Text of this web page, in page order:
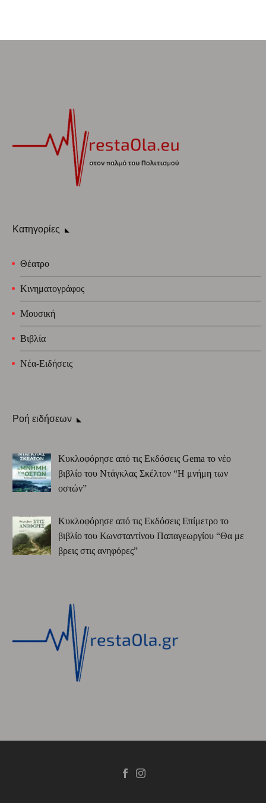
Κατηγορίες
Θέατρο
Κινηματογράφος
Μουσική
Βιβλία
Νέα-Ειδήσεις
Ροή ειδήσεων
Κυκλοφόρησε από τις Εκδόσεις Gema το νέο
βιβλίο του Ντάγκλας Σκέλτον “Η μνήμη των
οστών”
Κυκλοφόρησε από τις Εκδόσεις Επίμετρο το
βιβλίο του Κωνσταντίνου Παπαγεωργίου “Θα με
βρεις στις ανηφόρες”